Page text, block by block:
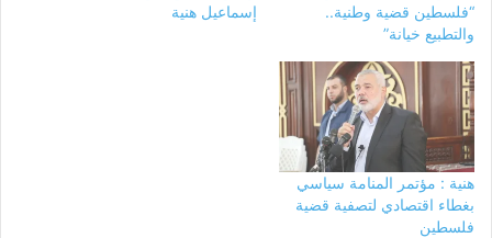
“فلسطين قضية وطنية..
والتطبيع خيانة”
إسماعيل هنية
هنية : مؤتمر المنامة سياسي
بغطاء اقتصادي لتصفية قضية
فلسطين